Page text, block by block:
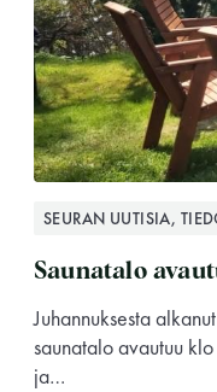
SEURAN UUTISIA,
Saunatalo
Juhannuksesta
saunatalo avautuu
ja…